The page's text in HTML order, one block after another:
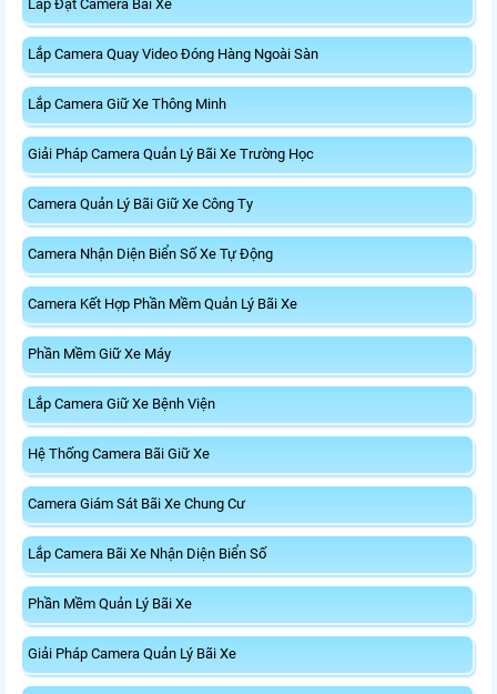
Lắp Đặt Camera Bãi Xe
Lắp Camera Quay Video Đóng Hàng Ngoài Sàn
Lắp Camera Giữ Xe Thông Minh
Giải Pháp Camera Quản Lý Bãi Xe Trường Học
Camera Quản Lý Bãi Giữ Xe Công Ty
Camera Nhận Diện Biển Số Xe Tự Động
Camera Kết Hợp Phần Mềm Quản Lý Bãi Xe
Phần Mềm Giữ Xe Máy
Lắp Camera Giữ Xe Bệnh Viện
Hệ Thống Camera Bãi Giữ Xe
Camera Giám Sát Bãi Xe Chung Cư
Lắp Camera Bãi Xe Nhận Diện Biển Số
Phần Mềm Quản Lý Bãi Xe
Giải Pháp Camera Quản Lý Bãi Xe